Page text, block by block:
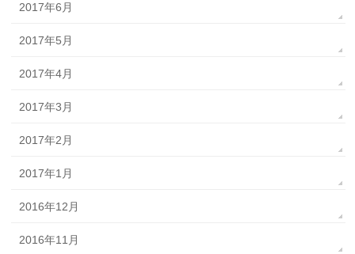
2017年6月
2017年5月
2017年4月
2017年3月
2017年2月
2017年1月
2016年12月
2016年11月